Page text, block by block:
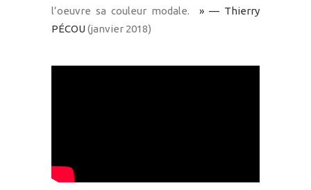
l’oeuvre sa couleur modale.
» — Thierry
PÉCOU(janvier 2018)